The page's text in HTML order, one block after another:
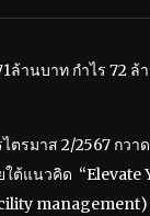
ล้านบาท กำไร 72
ตรมาส 2/2567 กวา
ต้แนวคิด